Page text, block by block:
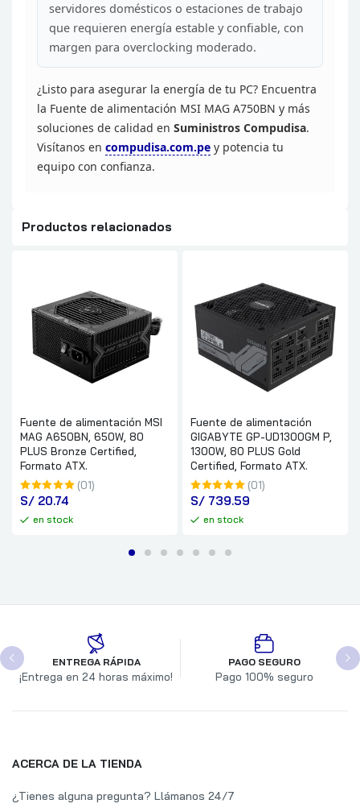
servidores domésticos o estaciones de trabajo
que requieren energía estable y confiable, con
margen para overclocking moderado.
¿Listo para asegurar la energía de tu PC? Encuentra
la Fuente de alimentación MSI MAG A750BN y más
soluciones de calidad en Suministros Compudisa.
Visítanos en compudisa.com.pe y potencia tu
equipo con confianza.
Productos relacionados
Fuente de alimentación MSI
MAG A650BN, 650W, 80
PLUS Bronze Certified,
Formato ATX.
(01)
S/ 20.74
en stock
Fuente de alimentación
GIGABYTE GP-UD1300GM P,
1300W, 80 PLUS Gold
Certified, Formato ATX.
(01)
S/ 739.59
en stock
ENTREGA RÁPIDA
¡Entrega en 24 horas máximo!
PAGO SEGURO
Pago 100% seguro
ACERCA DE LA TIENDA
¿Tienes alguna pregunta? Llámanos 24/7